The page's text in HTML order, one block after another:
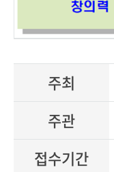
주최
주관
접수기간